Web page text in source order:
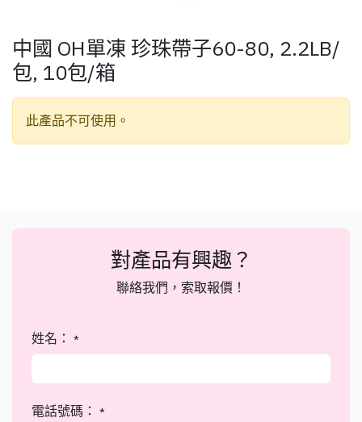
中國 OH單凍 珍珠帶子60-80, 2.2LB/
包, 10包/箱
此產品不可使用。
對產品有興趣？
聯絡我們，索取報價！
姓名： *
電話號碼： *